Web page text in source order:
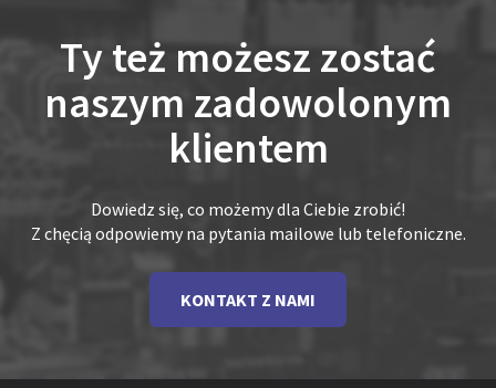
Ty też możesz zostać
naszym zadowolonym
klientem
Dowiedz się, co możemy dla Ciebie zrobić!
Z chęcią odpowiemy na pytania mailowe lub telefoniczne.
KONTAKT Z NAMI